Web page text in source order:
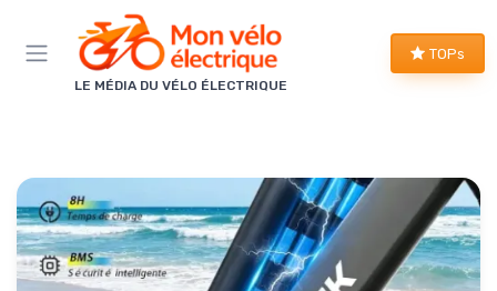
LE MÉDIA DU VÉLO ÉLECTRIQUE
TOPs
Panneau de gestion des cookies